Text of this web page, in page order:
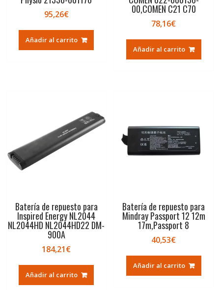
95,26€
Añadir al carrito
00,COMEN C21 C70
78,16€
Añadir al carrito
Batería de repuesto para
Inspired Energy NL2044
NL2044HD NL2044HD22 DM-
900A
184,21€
Añadir al carrito
Batería de repuesto para
Mindray Passport 12 12m
17m,Passport 8
40,53€
Añadir al carrito